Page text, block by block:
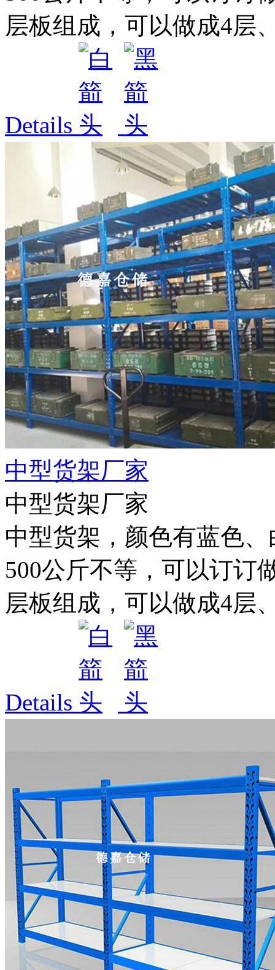
层板组成，可以做成4层
Details
中型货架厂家
中型货架厂家
中型货架，颜色有蓝色
500公斤不等，可以订订
层板组成，可以做成4层
Details